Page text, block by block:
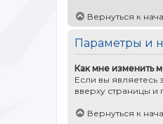
Вернуться к
Параметры и
Как мне изменить
Если вы
вверху страницы и
Вернуться к